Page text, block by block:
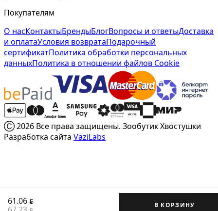
61.06 BYN В КОРЗИНУ
Покупателям
О насКонтактыБрендыБлогВопросы и ответыДоставка
и оплатаУсловия возвратаПодарочный
сертификатПолитика обработки персональных
данныхПолитика в отношении файлов Cookie
Ⓒ 2026 Все права защищены. Зообутик Хвостушки
Разработка сайта VaziLabs